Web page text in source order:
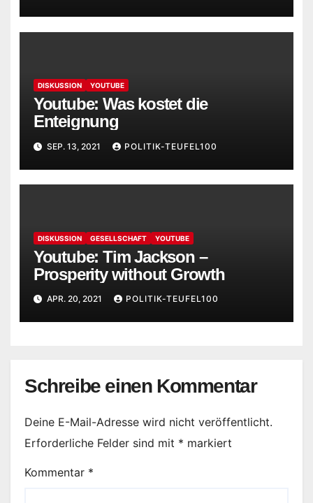
DISKUSSION YOUTUBE
Youtube: Was kostet die
Enteignung
SEP. 13, 2021 POLITIK-TEUFEL100
DISKUSSION GESELLSCHAFT YOUTUBE
Youtube: Tim Jackson –
Prosperity without Growth
APR. 20, 2021 POLITIK-TEUFEL100
Schreibe einen Kommentar
Deine E-Mail-Adresse wird nicht veröffentlicht.
Erforderliche Felder sind mit * markiert
Kommentar *